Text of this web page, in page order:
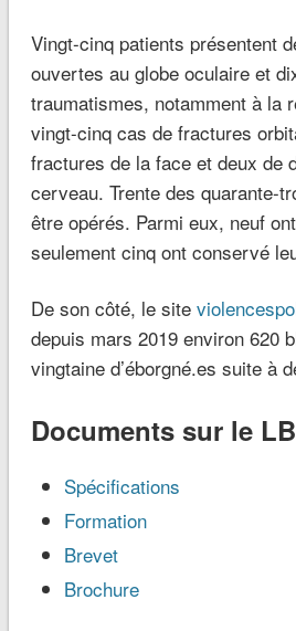
Vingt-cinq patients présentent
ouvertes au globe oculaire et
traumatismes, notamment à la
vingt-cinq cas de fractures
fractures de la face et deux de
cerveau. Trente des quarante-
être opérés. Parmi eux, neuf
seulement cinq ont conservé
De son côté, le site
depuis mars 2019 environ 620
vingtaine d’éborgné.es suite à
Documents sur le
Spécifications
Formation
Brevet
Brochure